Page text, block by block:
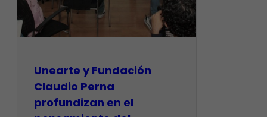
​Unearte y Fundación
Claudio Perna
profundizan en el